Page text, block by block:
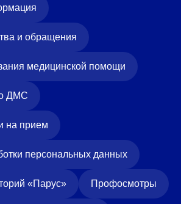
и обращения
медицинской помощи
ДМС
на прием
персональных данных
«Парус» Профосмотры